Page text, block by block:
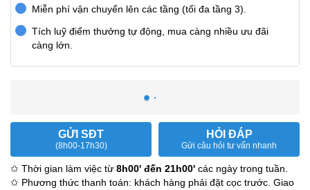
Miễn phí vận chuyển lên các tầng (tối đa tầng 3).
Tích luỹ điểm thưởng tự động, mua càng nhiều ưu đãi
càng lớn.
GỬI SĐT
(8h00-17h30)
HỎI ĐÁP
Gửi câu hỏi tư vấn nhanh
✩ Thời gian làm việc từ 8h00' đến 21h00' các ngày trong tuần.
✩ Phương thức thanh toán: khách hàng phải đặt cọc trước. Giao